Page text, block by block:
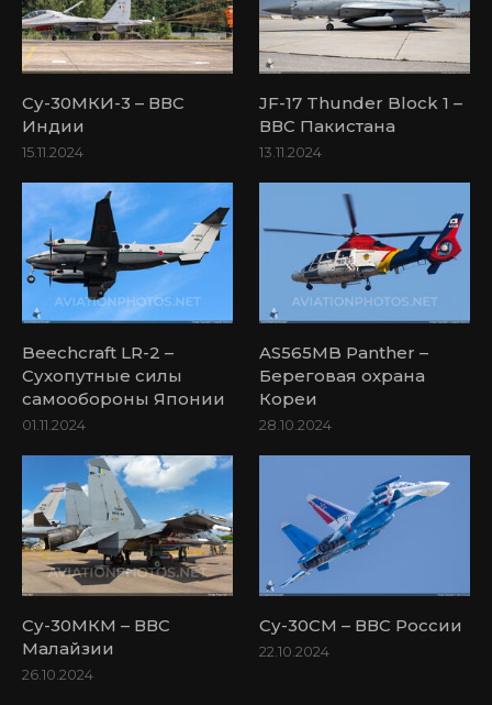
Су-30МКИ-3 – ВВС
Индии
15.11.2024
JF-17 Thunder Block 1 –
ВВС Пакистана
13.11.2024
Beechcraft LR-2 –
Сухопутные силы
самообороны Японии
01.11.2024
AS565MB Panther –
Береговая охрана
Кореи
28.10.2024
Су-30МКМ – ВВС
Малайзии
26.10.2024
Су-30СМ – ВВС России
22.10.2024